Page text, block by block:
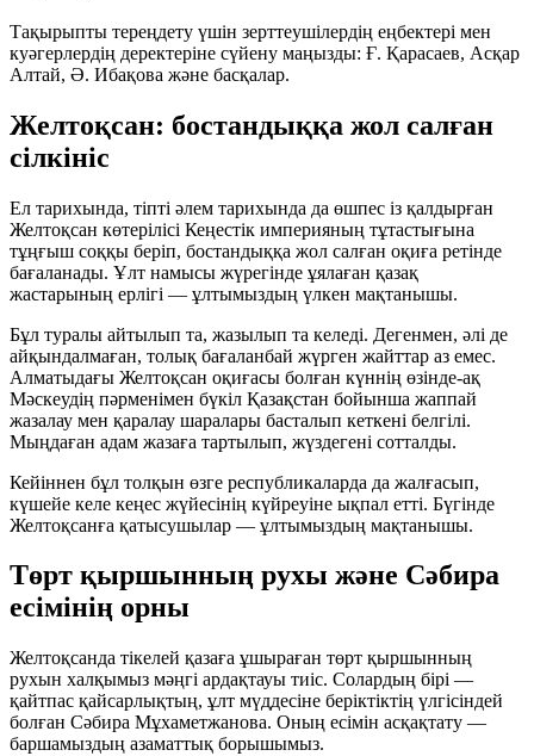
Тақырыпты тереңдету үшін зерттеушілердің еңбектері мен
куәгерлердің деректеріне сүйену маңызды: Ғ. Қарасаев, Асқар
Алтай, Ә. Ибақова және басқалар.
Желтоқсан: бостандыққа жол салған
сілкініс
Ел тарихында, тіпті әлем тарихында да өшпес із қалдырған
Желтоқсан көтерілісі Кеңестік империяның тұтастығына
тұңғыш соққы беріп, бостандыққа жол салған оқиға ретінде
бағаланады. Ұлт намысы жүрегінде ұялаған қазақ
жастарының ерлігі — ұлтымыздың үлкен мақтанышы.
Бұл туралы айтылып та, жазылып та келеді. Дегенмен, әлі де
айқындалмаған, толық бағаланбай жүрген жайттар аз емес.
Алматыдағы Желтоқсан оқиғасы болған күннің өзінде-ақ
Мәскеудің пәрменімен бүкіл Қазақстан бойынша жаппай
жазалау мен қаралау шаралары басталып кеткені белгілі.
Мыңдаған адам жазаға тартылып, жүздегені сотталды.
Кейіннен бұл толқын өзге республикаларда да жалғасып,
күшейе келе кеңес жүйесінің күйреуіне ықпал етті. Бүгінде
Желтоқсанға қатысушылар — ұлтымыздың мақтанышы.
Төрт қыршынның рухы және Сәбира
есімінің орны
Желтоқсанда тікелей қазаға ұшыраған төрт қыршынның
рухын халқымыз мәңгі ардақтауы тиіс. Солардың бірі —
қайтпас қайсарлықтың, ұлт мүддесіне беріктіктің үлгісіндей
болған Сәбира Мұхаметжанова. Оның есімін асқақтату —
баршамыздың азаматтық борышымыз.